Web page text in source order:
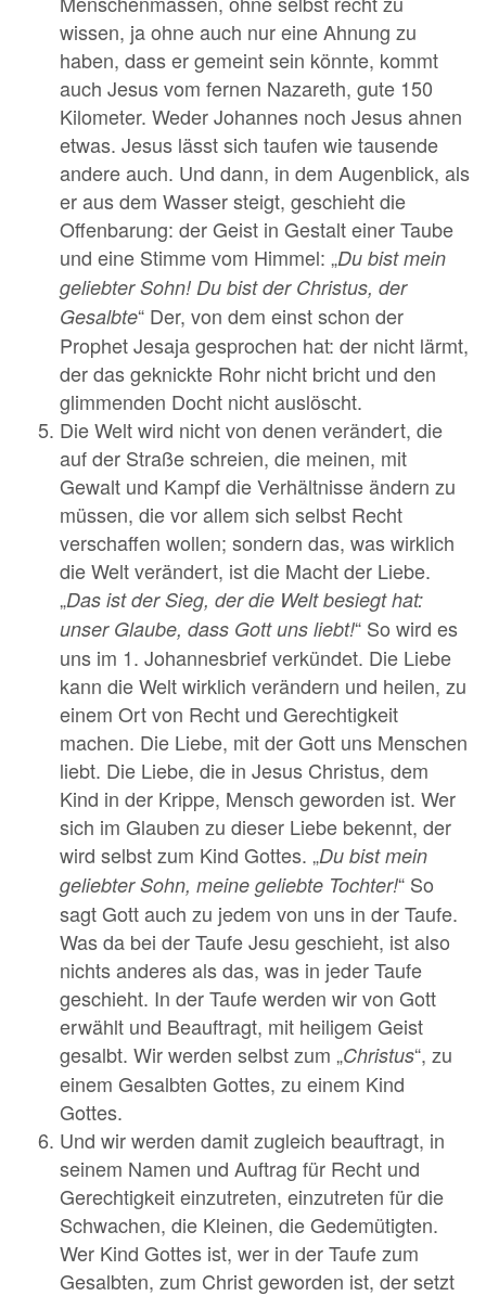
wissen, ja ohne auch nur eine Ahnung zu
haben, dass er gemeint sein könnte, kommt
auch Jesus vom fernen Nazareth, gute 150
Kilometer. Weder Johannes noch Jesus ahnen
etwas. Jesus lässt sich taufen wie tausende
andere auch. Und dann, in dem Augenblick, als
er aus dem Wasser steigt, geschieht die
Offenbarung: der Geist in Gestalt einer Taube
und eine Stimme vom Himmel: „Du bist mein
geliebter Sohn! Du bist der Christus, der
Gesalbte“ Der, von dem einst schon der
Prophet Jesaja gesprochen hat: der nicht lärmt,
der das geknickte Rohr nicht bricht und den
glimmenden Docht nicht auslöscht.
Die Welt wird nicht von denen verändert, die
auf der Straße schreien, die meinen, mit
Gewalt und Kampf die Verhältnisse ändern zu
müssen, die vor allem sich selbst Recht
verschaffen wollen; sondern das, was wirklich
die Welt verändert, ist die Macht der Liebe.
„Das ist der Sieg, der die Welt besiegt hat:
unser Glaube, dass Gott uns liebt!“ So wird es
uns im 1. Johannesbrief verkündet. Die Liebe
kann die Welt wirklich verändern und heilen, zu
einem Ort von Recht und Gerechtigkeit
machen. Die Liebe, mit der Gott uns Menschen
liebt. Die Liebe, die in Jesus Christus, dem
Kind in der Krippe, Mensch geworden ist. Wer
sich im Glauben zu dieser Liebe bekennt, der
wird selbst zum Kind Gottes. „Du bist mein
geliebter Sohn, meine geliebte Tochter!“ So
sagt Gott auch zu jedem von uns in der Taufe.
Was da bei der Taufe Jesu geschieht, ist also
nichts anderes als das, was in jeder Taufe
geschieht. In der Taufe werden wir von Gott
erwählt und Beauftragt, mit heiligem Geist
gesalbt. Wir werden selbst zum „Christus“, zu
einem Gesalbten Gottes, zu einem Kind
Gottes.
Und wir werden damit zugleich beauftragt, in
seinem Namen und Auftrag für Recht und
Gerechtigkeit einzutreten, einzutreten für die
Schwachen, die Kleinen, die Gedemütigten.
Wer Kind Gottes ist, wer in der Taufe zum
Gesalbten, zum Christ geworden ist, der setzt